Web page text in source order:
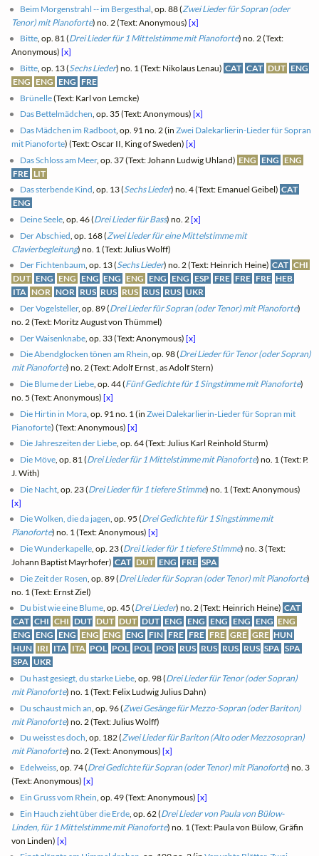
Beim Morgenstrahl -- im Bergesthal , op. 88 (Zwei Lieder für Sopran (oder
Tenor) mit Pianoforte) no. 2 (Text: Anonymous)[x]
Bitte, op. 81 (Drei Lieder für 1 Mittelstimme mit Pianoforte) no. 2 (Text:
Anonymous)[x]
Bitte, op. 13 (Sechs Lieder) no. 1 (Text: Nikolaus Lenau) CAT CAT DUT ENG
ENG ENG ENG FRE
Brünelle(Text: Karl von Lemcke)
Das Bettelmädchen, op. 35 (Text: Anonymous)[x]
Das Mädchen im Radboot, op. 91 no. 2 (inZwei Dalekarlierin-Lieder für Sopran
mit Pianoforte) (Text: Oscar II, King of Sweden)[x]
Das Schloss am Meer, op. 37 (Text: Johann Ludwig Uhland) ENG ENG ENG
FRE LIT
Das sterbende Kind, op. 13 (Sechs Lieder) no. 4 (Text: Emanuel Geibel) CAT
ENG
Deine Seele, op. 46 (Drei Lieder für Bass) no. 2[x]
Der Abschied , op. 168 (Zwei Lieder für eine Mittelstimme mit
Clavierbegleitung) no. 1 (Text: Julius Wolff)
Der Fichtenbaum, op. 13 (Sechs Lieder) no. 2 (Text: Heinrich Heine) CAT CHI
DUT ENG ENG ENG ENG ENG ENG ENG ESP FRE FRE FRE HEB
ITA NOR NOR RUS RUS RUS RUS RUS UKR
Der Vogelsteller, op. 89 (Drei Lieder für Sopran (oder Tenor) mit Pianoforte)
no. 2 (Text: Moritz August von Thümmel)
Der Waisenknabe , op. 33 (Text: Anonymous)[x]
Die Abendglocken tönen am Rhein, op. 98 (Drei Lieder für Tenor (oder Sopran)
mit Pianoforte) no. 2 (Text: Adolf Ernst , as Adolf Stern)
Die Blume der Liebe, op. 44 (Fünf Gedichte für 1 Singstimme mit Pianoforte)
no. 5 (Text: Anonymous)[x]
Die Hirtin in Mora , op. 91 no. 1 (inZwei Dalekarlierin-Lieder für Sopran mit
Pianoforte) (Text: Anonymous)[x]
Die Jahreszeiten der Liebe, op. 64 (Text: Julius Karl Reinhold Sturm)
Die Möve, op. 81 (Drei Lieder für 1 Mittelstimme mit Pianoforte) no. 1 (Text: P.
J. With)
Die Nacht , op. 23 (Drei Lieder für 1 tiefere Stimme) no. 1 (Text: Anonymous)
[x]
Die Wolken, die da jagen, op. 95 (Drei Gedichte für 1 Singstimme mit
Pianoforte) no. 1 (Text: Anonymous)[x]
Die Wunderkapelle, op. 23 (Drei Lieder für 1 tiefere Stimme) no. 3 (Text:
Johann Baptist Mayrhofer) CAT DUT ENG FRE SPA
Die Zeit der Rosen , op. 89 (Drei Lieder für Sopran (oder Tenor) mit Pianoforte)
no. 1 (Text: Ernst Ziel)
Du bist wie eine Blume, op. 45 (Drei Lieder) no. 2 (Text: Heinrich Heine) CAT
CAT CHI CHI DUT DUT DUT DUT ENG ENG ENG ENG ENG ENG
ENG ENG ENG ENG ENG ENG FIN FRE FRE FRE GRE GRE HUN
HUN IRI ITA ITA POL POL POL POR RUS RUS RUS RUS SPA SPA
SPA UKR
Du hast gesiegt, du starke Liebe, op. 98 (Drei Lieder für Tenor (oder Sopran)
mit Pianoforte) no. 1 (Text: Felix Ludwig Julius Dahn)
Du schaust mich an , op. 96 (Zwei Gesänge für Mezzo-Sopran (oder Bariton)
mit Pianoforte) no. 2 (Text: Julius Wolff)
Du weisst es doch, op. 182 (Zwei Lieder für Bariton (Alto oder Mezzosopran)
mit Pianoforte) no. 2 (Text: Anonymous)[x]
Edelweiss, op. 74 (Drei Gedichte für Sopran (oder Tenor) mit Pianoforte) no. 3
(Text: Anonymous)[x]
Ein Gruss vom Rhein , op. 49 (Text: Anonymous)[x]
Ein Hauch zieht über die Erde , op. 62 (Drei Lieder von Paula von Bülow-
Linden, für 1 Mittelstimme mit Pianoforte) no. 1 (Text: Paula von Bülow, Gräfin
von Linden)[x]